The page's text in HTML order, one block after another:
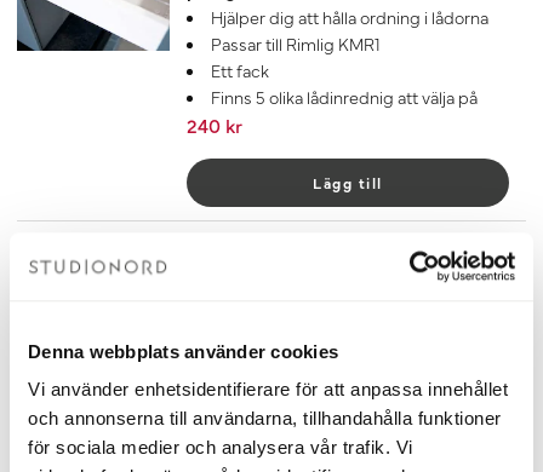
Denna webbplats använder cookies
Vi använder enhetsidentifierare för att anpassa innehållet
och annonserna till användarna, tillhandahålla funktioner
för sociala medier och analysera vår trafik. Vi
Hjälper dig att hålla ordning i lådorna
Passar till Rimlig KMR1
Ett fack
Finns 5 olika lådinrednig att välja på
240 kr
Lägg till
Hjälper dig att hålla ordning i lådorna
Passar till Rimlig KMR1
Fyra fack
Finns 5 olika lådinrednig att välja på
345 kr